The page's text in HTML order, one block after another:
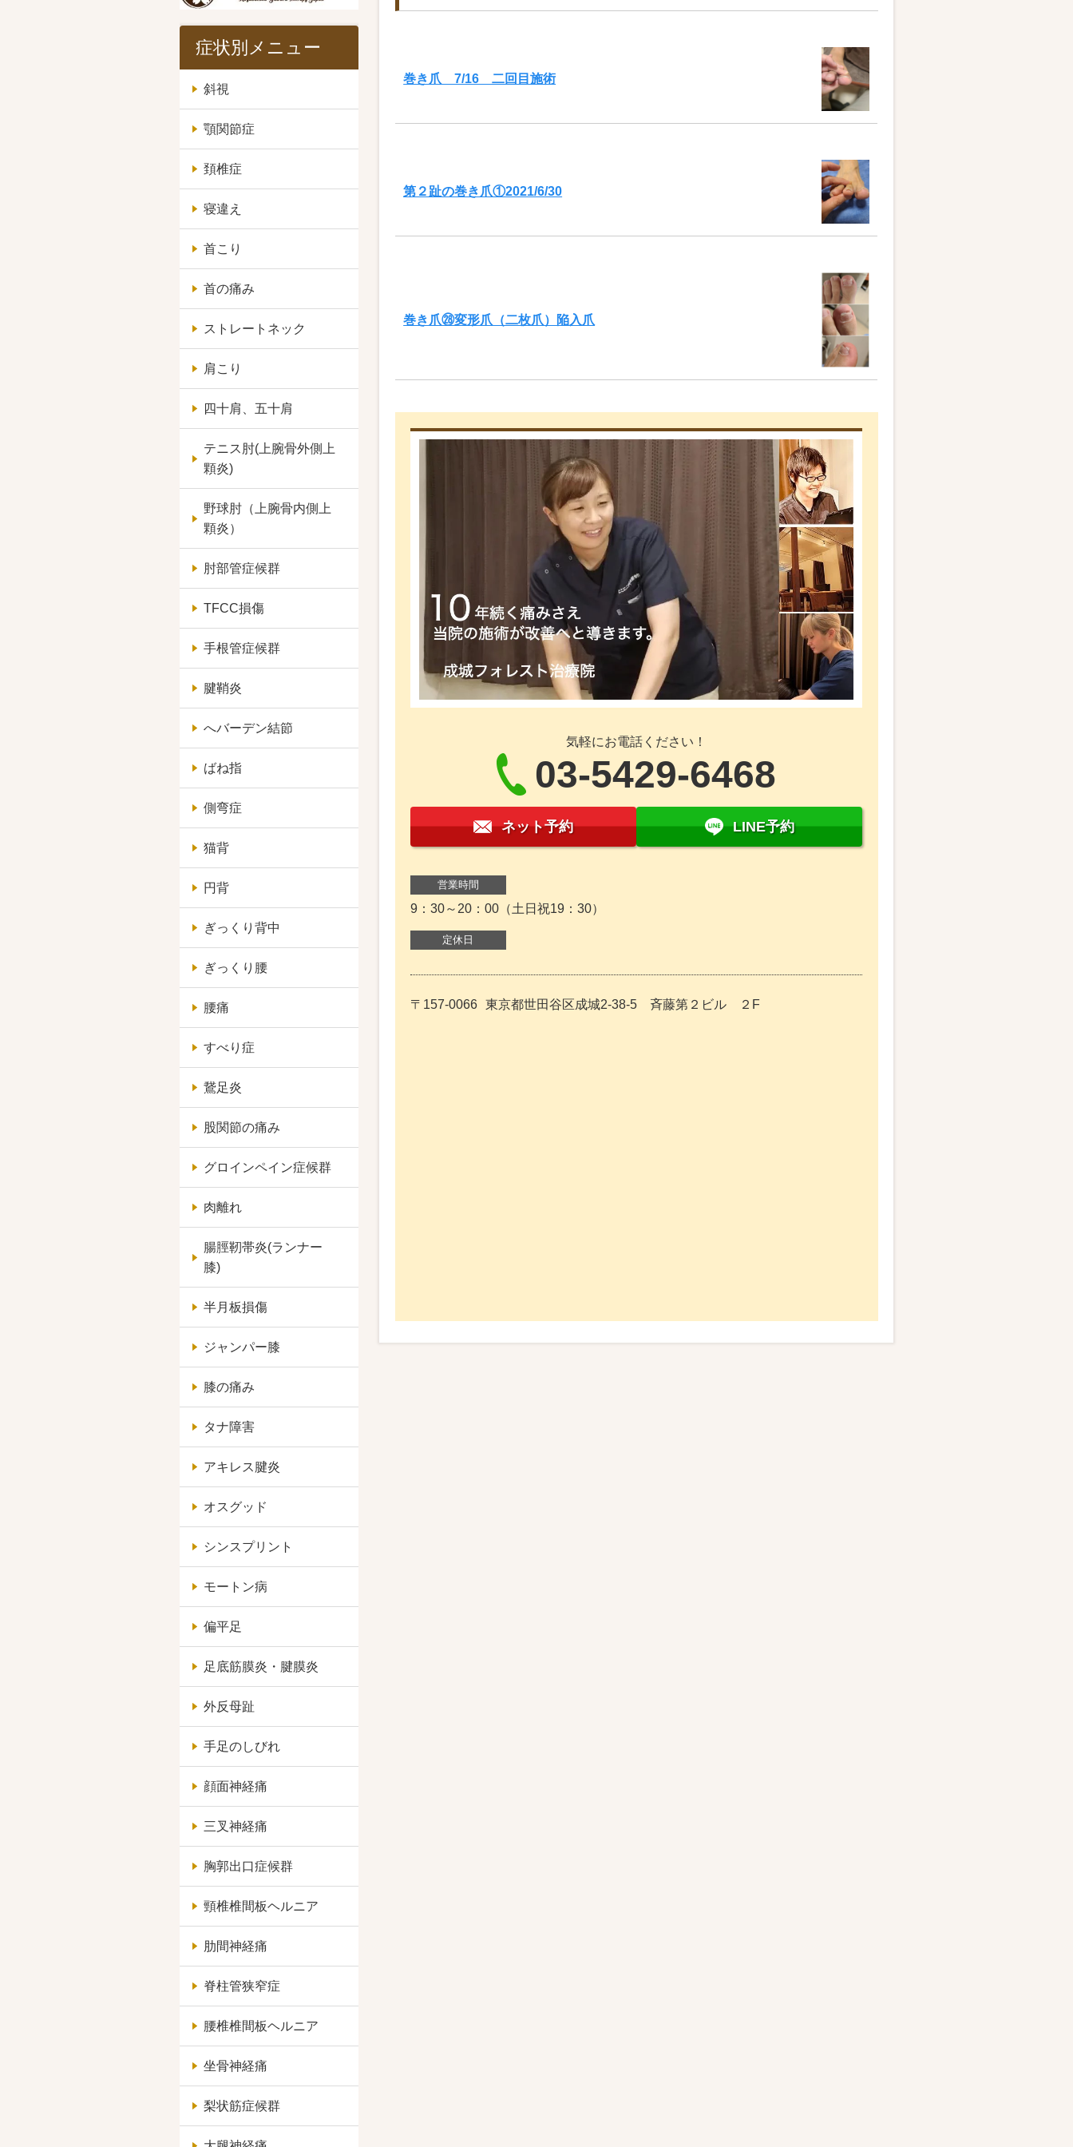
巻き爪 7/16 二回目施術
第２趾の巻き爪①2021/6/30
巻き爪㉘変形爪（二枚爪）陥入爪
気軽にお電話ください！
03-5429-6468
ネット予約 LINE予約
営業時間
9：30～20：00（土日祝19：30）
定休日
〒157-0066 東京都世田谷区成城2-38-5 斉藤第２ビル ２F
症状別メニュー
斜視
顎関節症
頚椎症
寝違え
首こり
首の痛み
ストレートネック
肩こり
四十肩、五十肩
テニス肘(上腕骨外側上
顆炎)
野球肘（上腕骨内側上
顆炎）
肘部管症候群
TFCC損傷
手根管症候群
腱鞘炎
へバーデン結節
ばね指
側弯症
猫背
円背
ぎっくり背中
ぎっくり腰
腰痛
すべり症
鵞足炎
股関節の痛み
グロインペイン症候群
肉離れ
腸脛靭帯炎(ランナー
膝)
半月板損傷
ジャンパー膝
膝の痛み
タナ障害
アキレス腱炎
オスグッド
シンスプリント
モートン病
偏平足
足底筋膜炎・腱膜炎
外反母趾
手足のしびれ
顔面神経痛
三叉神経痛
胸郭出口症候群
頸椎椎間板ヘルニア
肋間神経痛
脊柱管狭窄症
腰椎椎間板ヘルニア
坐骨神経痛
梨状筋症候群